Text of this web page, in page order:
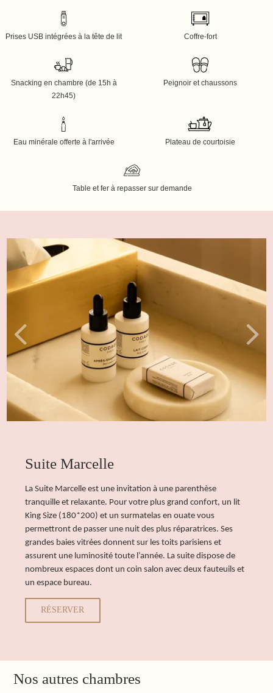
Prises USB intégrées à la tête de lit Coffre-fort
Snacking en chambre (de 15h à
22h45)
Peignoir et chaussons
Eau minérale offerte à l'arrivée Plateau de courtoisie
Table et fer à repasser sur demande
Suite Marcelle
La Suite Marcelle est une invitation à une parenthèse
tranquille et relaxante. Pour votre plus grand confort, un lit
King Size (180*200) et un surmatelas en ouate vous
permettront de passer une nuit des plus réparatrices. Ses
grandes baies vitrées donnent sur les toits parisiens et
assurent une luminosité toute l’année. La suite dispose de
nombreux espaces dont un coin salon avec deux fauteuils et
un espace bureau.
RÉSERVER
Nos autres chambres